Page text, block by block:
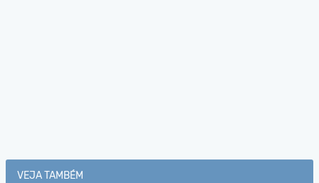
VEJA TAMBÉM